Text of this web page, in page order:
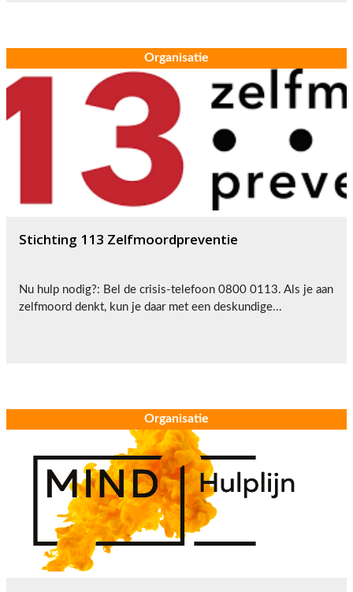
Organisatie
Organisatie
Stichting 113 Zelfmoordpreventie
Nu hulp nodig?: Bel de crisis-telefoon 0800 0113. Als je aan
zelfmoord denkt, kun je daar met een deskundige...